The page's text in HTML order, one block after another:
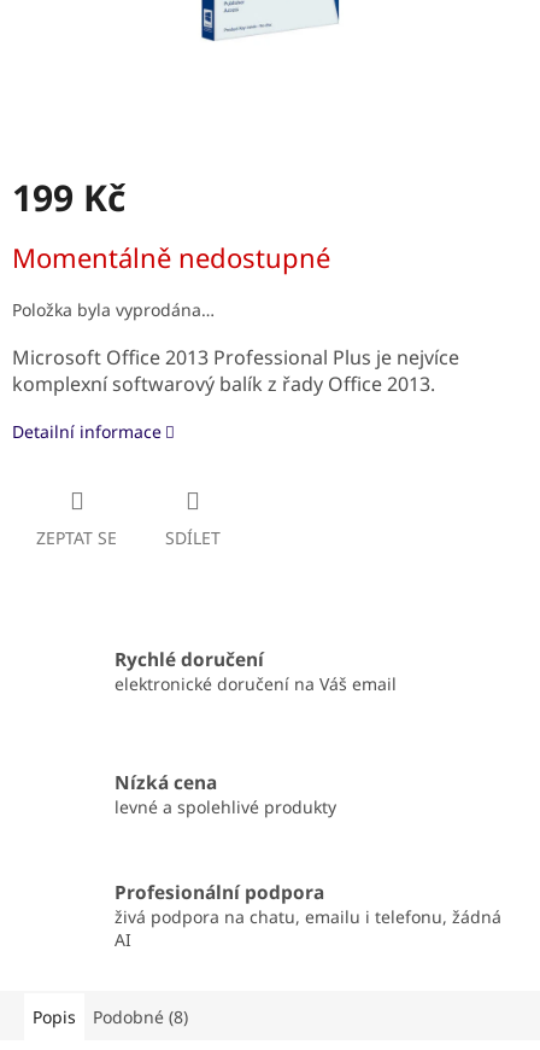
199 Kč
cena:
Momentálně nedostupné
Položka byla vyprodána…
Microsoft Office 2013 Professional Plus je nejvíce
komplexní softwarový balík z řady Office 2013.
Detailní informace
ZEPTAT SE SDÍLET
Rychlé doručení
elektronické doručení na Váš email
Nízká cena
levné a spolehlivé produkty
Profesionální podpora
živá podpora na chatu, emailu i telefonu, žádná
AI
Popis Podobné (8)